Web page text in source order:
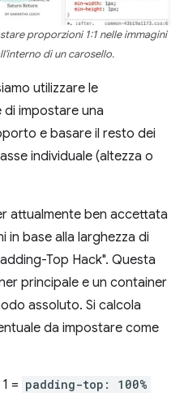
proporzioni 1:1 nelle immagini
di un carosello.
utilizzare le
impostare una
e basare il resto dei
individuale (altezza o
attualmente ben accettata
in base alla larghezza di
Top Hack". Questa
principale e un container
assoluto. Si calcola
da impostare come
= padding-top: 100%